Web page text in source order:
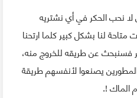
نحب الحكر في أي نشتريه
لنا بشكل كبير كلما ارتحنا
فسنبحث عن طريقه للخروج منه،
يصنعوا لأنفسهم طريقة
الماك !.